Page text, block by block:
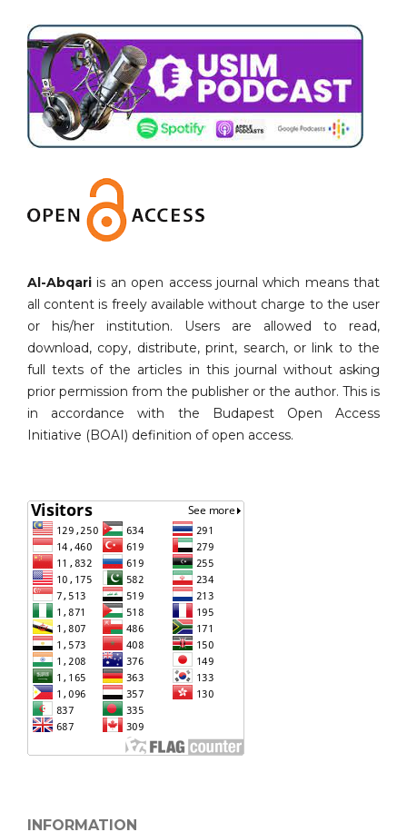
Al-Abqari is an open access journal which means that
all content is freely available without charge to the user
or his/her institution. Users are allowed to read,
download, copy, distribute, print, search, or link to the
full texts of the articles in this journal without asking
prior permission from the publisher or the author. This is
in accordance with the Budapest Open Access
Initiative (BOAI) definition of open access.
INFORMATION